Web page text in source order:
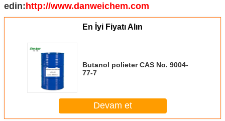
edin:http://www.danweichem.com
En İyi Fiyatı Alın
Butanol polieter CAS No. 9004-
77-7
Devam et